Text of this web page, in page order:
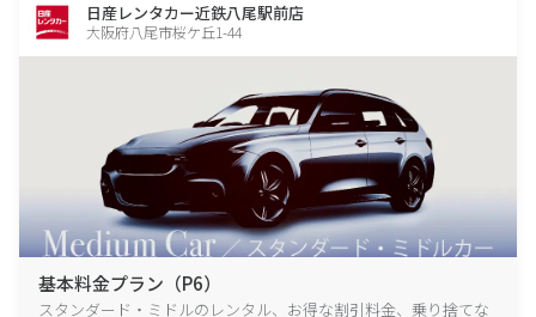
日産レンタカー近鉄八尾駅前店
大阪府八尾市桜ケ丘1-44
基本料金プラン（P6）
スタンダード・ミドルのレンタル、お得な割引料金、乗り捨てな